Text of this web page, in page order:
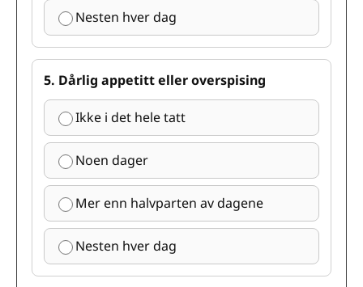
Nesten hver dag
5. Dårlig appetitt eller overspising
Ikke i det hele tatt
Noen dager
Mer enn halvparten av dagene
Nesten hver dag